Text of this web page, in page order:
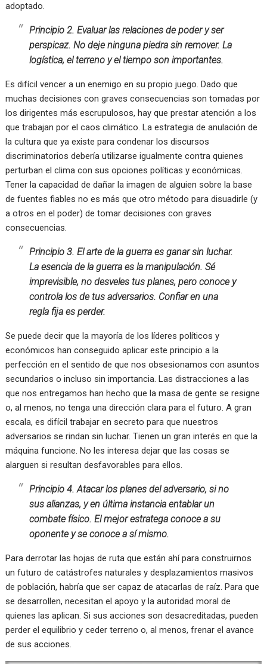
adoptado.
Principio 2. Evaluar las relaciones de poder y ser
perspicaz. No deje ninguna piedra sin remover. La
logística, el terreno y el tiempo son importantes.
Es difícil vencer a un enemigo en su propio juego. Dado que
muchas decisiones con graves consecuencias son tomadas por
los dirigentes más escrupulosos, hay que prestar atención a los
que trabajan por el caos climático. La estrategia de anulación de
la cultura que ya existe para condenar los discursos
discriminatorios debería utilizarse igualmente contra quienes
perturban el clima con sus opciones políticas y económicas.
Tener la capacidad de dañar la imagen de alguien sobre la base
de fuentes fiables no es más que otro método para disuadirle (y
a otros en el poder) de tomar decisiones con graves
consecuencias.
Principio 3. El arte de la guerra es ganar sin luchar.
La esencia de la guerra es la manipulación. Sé
imprevisible, no desveles tus planes, pero conoce y
controla los de tus adversarios. Confiar en una
regla fija es perder.
Se puede decir que la mayoría de los líderes políticos y
económicos han conseguido aplicar este principio a la
perfección en el sentido de que nos obsesionamos con asuntos
secundarios o incluso sin importancia. Las distracciones a las
que nos entregamos han hecho que la masa de gente se resigne
o, al menos, no tenga una dirección clara para el futuro. A gran
escala, es difícil trabajar en secreto para que nuestros
adversarios se rindan sin luchar. Tienen un gran interés en que la
máquina funcione. No les interesa dejar que las cosas se
alarguen si resultan desfavorables para ellos.
Principio 4. Atacar los planes del adversario, si no
sus alianzas, y en última instancia entablar un
combate físico. El mejor estratega conoce a su
oponente y se conoce a sí mismo.
Para derrotar las hojas de ruta que están ahí para construirnos
un futuro de catástrofes naturales y desplazamientos masivos
de población, habría que ser capaz de atacarlas de raíz. Para que
se desarrollen, necesitan el apoyo y la autoridad moral de
quienes las aplican. Si sus acciones son desacreditadas, pueden
perder el equilibrio y ceder terreno o, al menos, frenar el avance
de sus acciones.